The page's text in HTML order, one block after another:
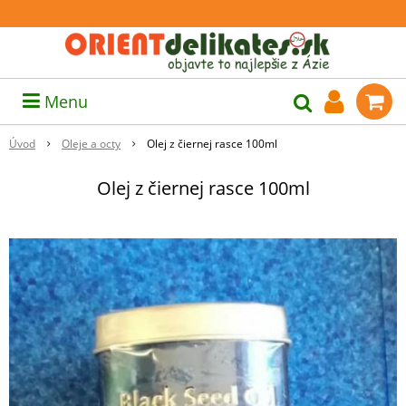
Menu
Úvod Oleje a octy Olej z čiernej rasce 100ml
Olej z čiernej rasce 100ml